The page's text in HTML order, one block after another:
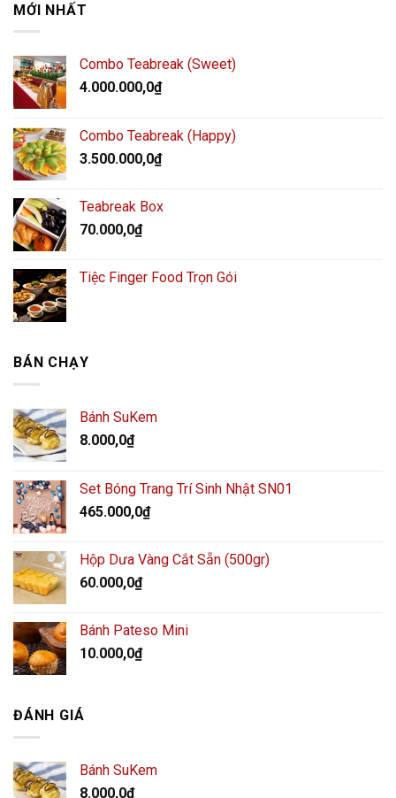
MỚI NHẤT
Combo Teabreak (Sweet)
4.000.000,0₫
Combo Teabreak (Happy)
3.500.000,0₫
Teabreak Box
70.000,0₫
Tiệc Finger Food Trọn Gói
BÁN CHẠY
Bánh SuKem
8.000,0₫
Set Bóng Trang Trí Sinh Nhật SN01
465.000,0₫
Hộp Dưa Vàng Cắt Sẵn (500gr)
60.000,0₫
Bánh Pateso Mini
10.000,0₫
ĐÁNH GIÁ
Bánh SuKem
8.000,0₫